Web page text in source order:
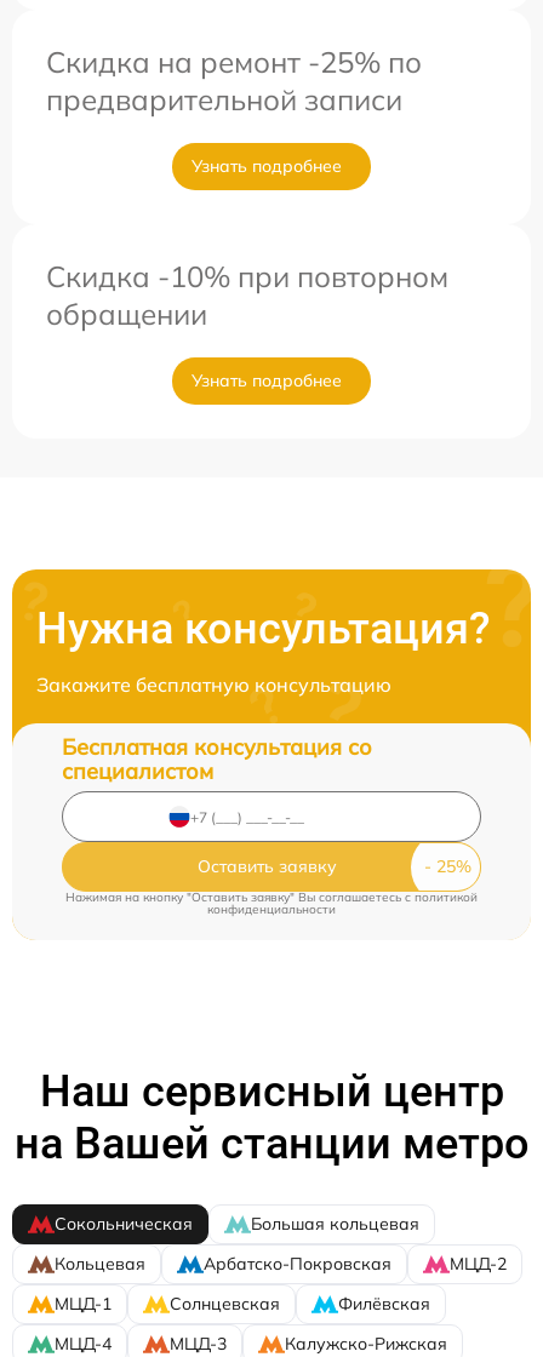
Скидка на ремонт -25% по
предварительной записи
Узнать подробнее
Скидка -10% при повторном
обращении
Узнать подробнее
Нужна консультация?
Закажите бесплатную консультацию
Бесплатная консультация со
специалистом
Оставить заявку
Нажимая на кнопку "Оставить заявку" Вы соглашаетесь c политикой
конфиденциальности
Наш сервисный центр
на Вашей станции метро
Сокольническая
Большая кольцевая
Кольцевая
Арбатско-Покровская
МЦД-2
МЦД-1
Солнцевская
Филёвская
МЦД-4
МЦД-3
Калужско-Рижская